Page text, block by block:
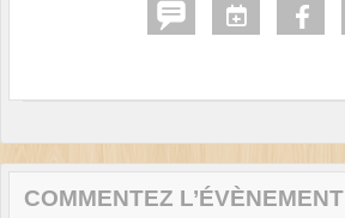
COMMENTEZ L’ÉVÈNEMENT